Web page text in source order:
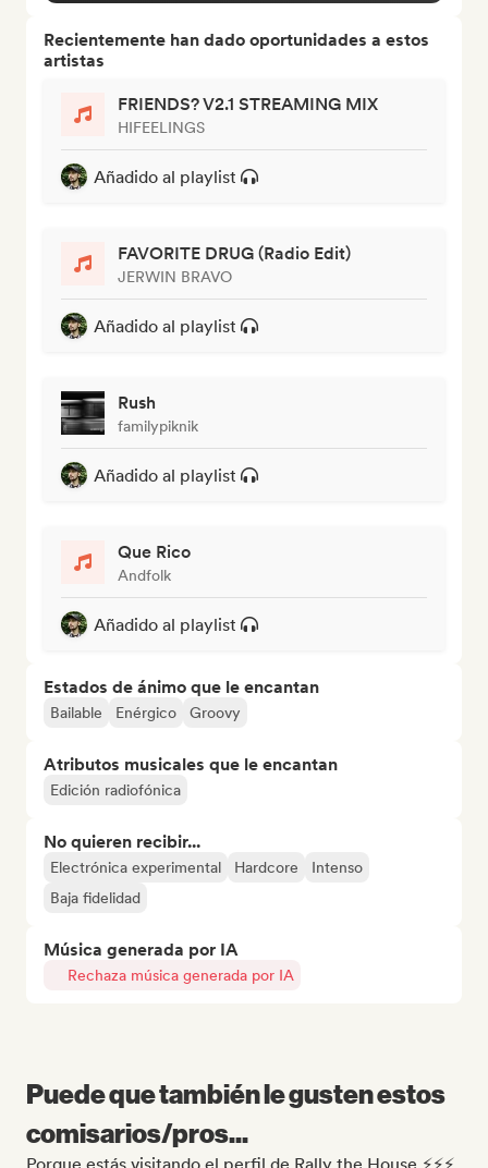
Recientemente han dado oportunidades a estos
artistas
FRIENDS? V2.1 STREAMING MIX
HIFEELINGS
Añadido al playlist
FAVORITE DRUG (Radio Edit)
JERWIN BRAVO
Añadido al playlist
Rush
familypiknik
Añadido al playlist
Que Rico
Andfolk
Añadido al playlist
Estados de ánimo que le encantan
Bailable Enérgico Groovy
Atributos musicales que le encantan
Edición radiofónica
No quieren recibir...
Electrónica experimental Hardcore
Intenso
Baja fidelidad
Música generada por IA
Rechaza música generada por IA
Puede que también le gusten estos
comisarios/pros...